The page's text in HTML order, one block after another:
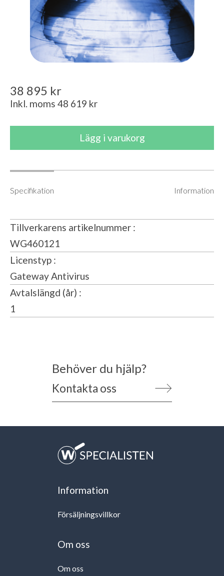
38 895 kr
Inkl. moms 48 619 kr
Specifikation Information
Tillverkarens artikelnummer
WG460121
Licenstyp
Gateway Antivirus
Avtalslängd (år)
1
Behöver du hjälp?
Kontakta oss
Information
Försäljningsvillkor
Om oss
Om oss